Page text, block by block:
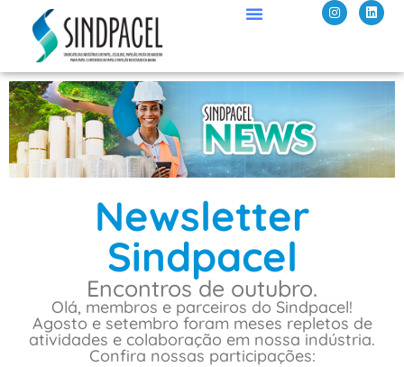
Newsletter
Sindpacel
Encontros de outubro.
Olá, membros e parceiros do Sindpacel!
Agosto e setembro foram meses repletos de
atividades e colaboração em nossa indústria.
Confira nossas participações: